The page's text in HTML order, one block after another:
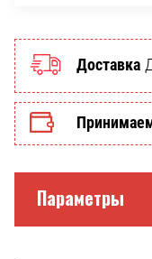
Доставка
Параметры